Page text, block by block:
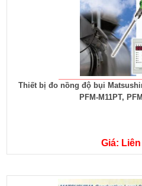
Thiết bị đo nồng độ bụi
PFM-M11PT,
Giá: